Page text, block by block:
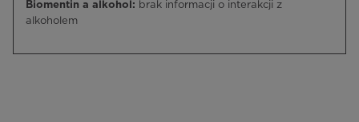
Biomentin a alkohol: brak informacji o interakcji z
alkoholem